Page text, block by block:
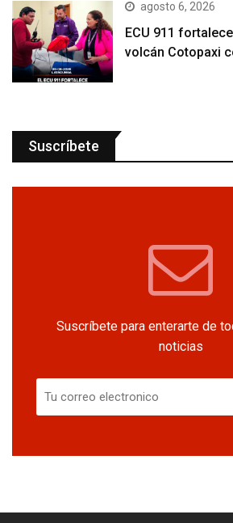
agosto 6, 2026
ECU 911
volcán Cotopaxi
Suscríbete
Suscríbete para enterarte de
noticias